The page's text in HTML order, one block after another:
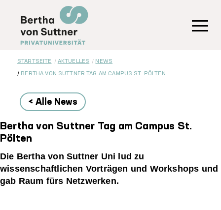
Inhalt
STARTSEITE AKTUELLES NEWS
BERTHA VON SUTTNER TAG AM CAMPUS ST. PÖLTEN
< Alle News
Bertha von Suttner Tag am Campus St.
Pölten
Die Bertha von Suttner Uni lud zu
wissenschaftlichen Vorträgen und Workshops und
gab Raum fürs Netzwerken.